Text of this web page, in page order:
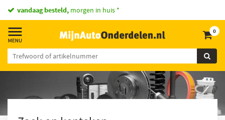
vandaag besteld, morgen in huis *
0